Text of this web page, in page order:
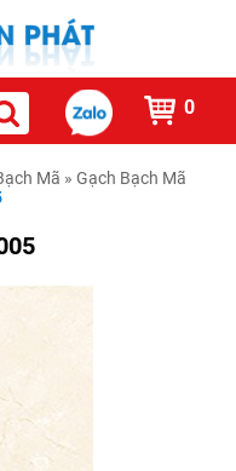
0
Mã » Gạch Bạch Mã